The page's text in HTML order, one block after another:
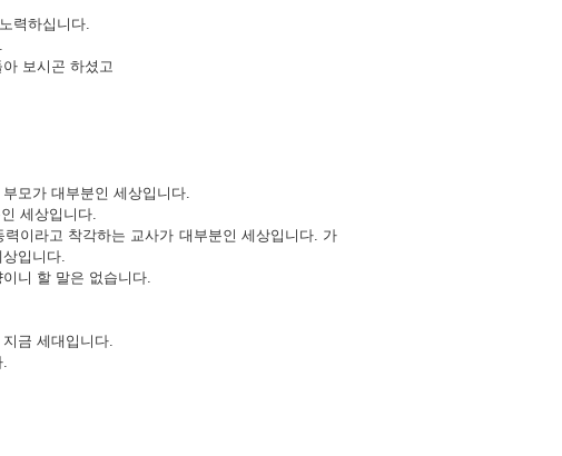
력하십니다.
보시곤 하셨고
모가 대부분인 세상입니다.
세상입니다.
이라고 착각하는 교사가 대부분인 세상입니다. 가
입니다.
니 할 말은 없습니다.
금 세대입니다.
.